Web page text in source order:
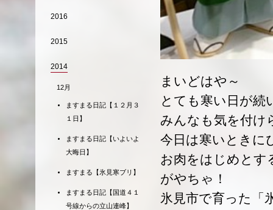
まいどはや～
とても寒い日が続
みんなも気を付け
今日は寒いときに
お肉をはじめとす
がやちゃ！
氷見市で育った「
2016
2015
2014
12月
ますまる日記【１２月３
１日】
ますまる日記【いよいよ
大晦日】
ますまる【氷見寒ブリ】
ますまる日記【国道４１
号線からの立山連峰】